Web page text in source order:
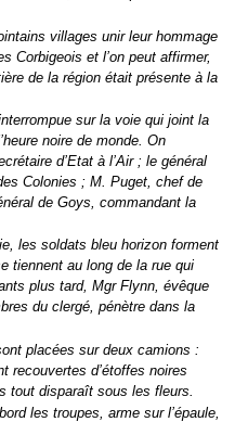
villages unir leur hommage
Corbigeois et l’on peut affirmer,
de la région était présente à la
sur la voie qui joint la
noire de monde. On
d’Etat à l’Air ; le général
Colonies ; M. Puget, chef de
de Goys, commandant la
les soldats bleu horizon forment
tiennent au long de la rue qui
plus tard, Mgr Flynn, évêque
du clergé, pénètre dans la
placées sur deux camions :
recouvertes d’étoffes noires
tout disparaît sous les fleurs.
les troupes, arme sur l’épaule,